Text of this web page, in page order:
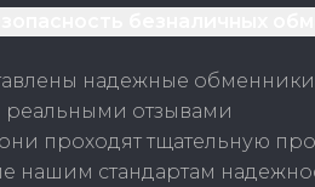
надежные
отзывами
проходят тщательную
нашим стандартам